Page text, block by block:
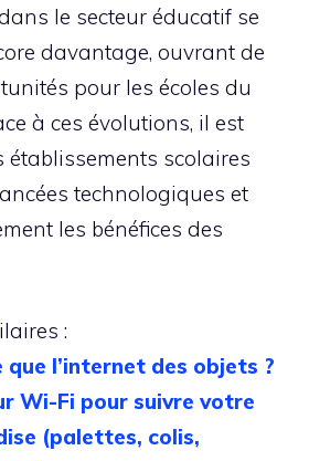
le secteur éducatif se
davantage, ouvrant de
pour les écoles du
à ces évolutions, il est
établissements scolaires
technologiques et
les bénéfices des
:
que l’internet des objets ?
Wi-Fi pour suivre votre
(palettes, colis,